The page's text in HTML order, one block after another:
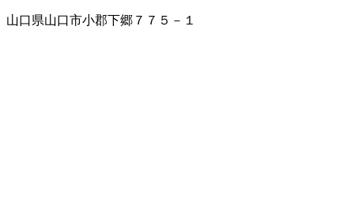
山口県山口市小郡下郷７７５－１